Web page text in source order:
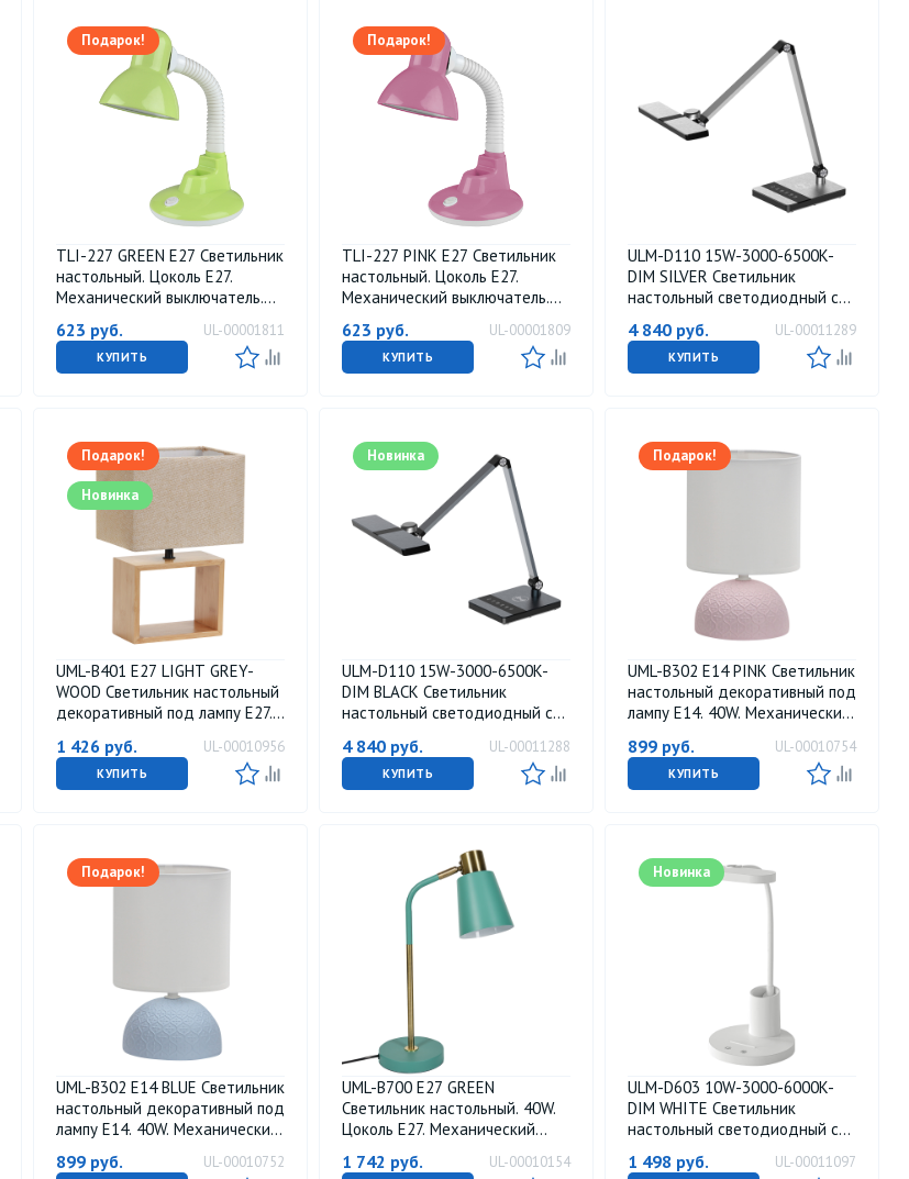
Подарок!
TLI-227 GREEN E27 Светильник
настольный. Цоколь Е27.
Механический выключатель.
623 руб. UL-00001811
КУПИТЬ
Подарок!
TLI-227 PINK E27 Светильник
настольный. Цоколь Е27.
Механический выключатель.
623 руб. UL-00001809
КУПИТЬ
ULM-D110 15W-3000-6500K-
DIM SILVER Светильник
настольный светодиодный с
телефонов. Сенсорный
выключатель. Диммер.
Серебристый. TM Uniel
4 840 руб. UL-00011289
КУПИТЬ
Подарок!
Новинка
UML-B401 E27 LIGHT GREY-
WOOD Светильник настольный
декоративный под лампу Е27.
выключатель. Светло-серый.
ТМ Uniel
1 426 руб. UL-00010956
КУПИТЬ
Новинка
ULM-D110 15W-3000-6500K-
DIM BLACK Светильник
настольный светодиодный с
телефонов. Сенсорный
выключатель. Диммер. Черный.
TM Uniel
4 840 руб. UL-00011288
КУПИТЬ
Подарок!
UML-B302 E14 PINK Светильник
настольный декоративный под
лампу Е14. 40W. Механический
Uniel
899 руб. UL-00010754
КУПИТЬ
Подарок!
UML-B302 E14 BLUE Светильник
настольный декоративный под
лампу Е14. 40W. Механический
899 руб. UL-00010752
UML-B700 E27 GREEN
Светильник настольный. 40W.
Цоколь Е27. Механический
Uniel
1 742 руб. UL-00010154
Новинка
ULM-D603 10W-3000-6000K-
DIM WHITE Светильник
настольный светодиодный с
принадлежности. Сенсорный
1 498 руб. UL-00011097